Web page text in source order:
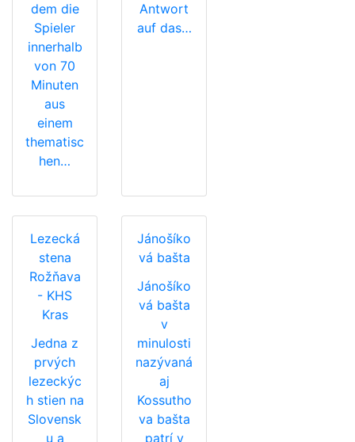
dem die
Spieler
innerhalb
von 70
Minuten
aus
einem
thematisc
hen…
Antwort
auf das…
Lezecká
stena
Rožňava
- KHS
Kras
Jedna z
prvých
lezeckýc
h stien na
Slovensk
u a
Jánošíko
vá bašta
Jánošíko
vá bašta
v
minulosti
nazývaná
aj
Kossutho
va bašta
patrí v